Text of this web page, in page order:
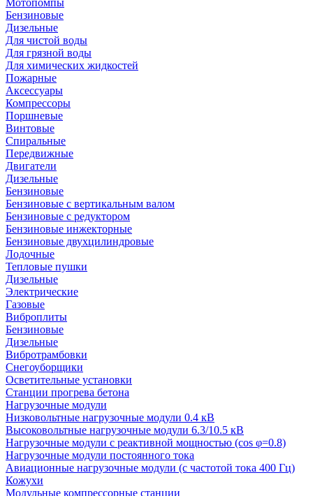
Мотопомпы
Бензиновые
Дизельные
Для чистой воды
Для грязной воды
Для химических жидкостей
Пожарные
Аксессуары
Компрессоры
Поршневые
Винтовые
Спиральные
Передвижные
Двигатели
Дизельные
Бензиновые
Бензиновые с вертикальным валом
Бензиновые с редуктором
Бензиновые инжекторные
Бензиновые двухцилиндровые
Лодочные
Тепловые пушки
Дизельные
Электрические
Газовые
Виброплиты
Бензиновые
Дизельные
Вибротрамбовки
Снегоуборщики
Осветительные установки
Станции прогрева бетона
Нагрузочные модули
Низковольтные нагрузочные модули 0.4 кВ
Высоковольтные нагрузочные модули 6.3/10.5 кВ
Нагрузочные модули с реактивной мощностью (cos φ=0.8)
Нагрузочные модули постоянного тока
Авиационные нагрузочные модули (с частотой тока 400 Гц)
Кожухи
Модульные компрессорные станции